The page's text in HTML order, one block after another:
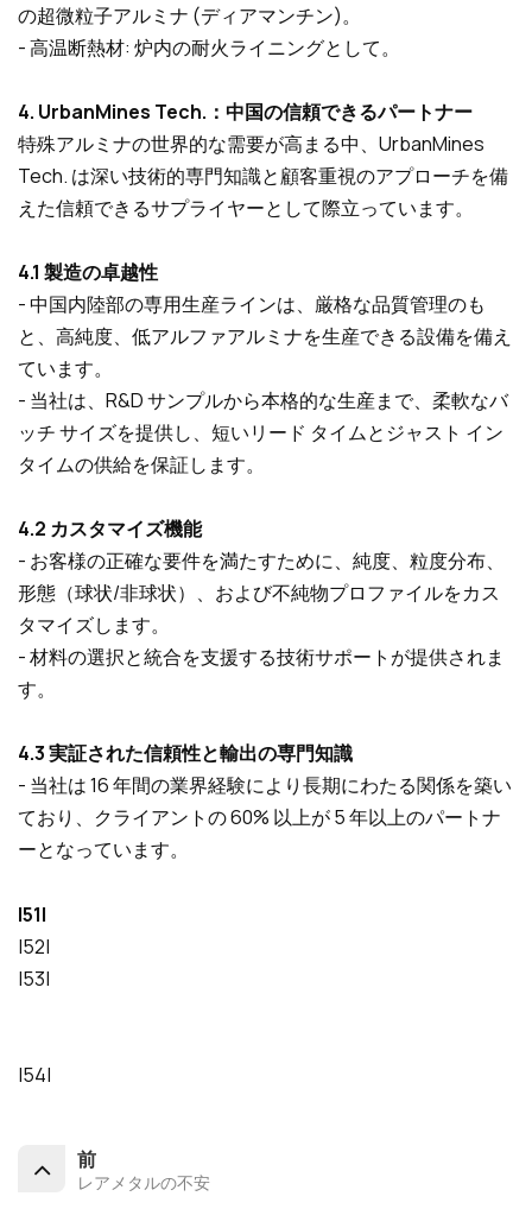
の超微粒子アルミナ (ディアマンチン)。
- 高温断熱材: 炉内の耐火ライニングとして。
4. UrbanMines Tech.：中国の信頼できるパートナー
特殊アルミナの世界的な需要が高まる中、UrbanMines
Tech. は深い技術的専門知識と顧客重視のアプローチを備
えた信頼できるサプライヤーとして際立っています。
4.1 製造の卓越性
- 中国内陸部の専用生産ラインは、厳格な品質管理のも
と、高純度、低アルファアルミナを生産できる設備を備え
ています。
- 当社は、R&D サンプルから本格的な生産まで、柔軟なバ
ッチ サイズを提供し、短いリード タイムとジャスト イン
タイムの供給を保証します。
4.2 カスタマイズ機能
- お客様の正確な要件を満たすために、純度、粒度分布、
形態（球状/非球状）、および不純物プロファイルをカス
タマイズします。
- 材料の選択と統合を支援する技術サポートが提供されま
す。
4.3 実証された信頼性と輸出の専門知識
- 当社は 16 年間の業界経験により長期にわたる関係を築い
ており、クライアントの 60% 以上が 5 年以上のパートナ
ーとなっています。
|51|
|52|
|53|
|54|
前
レアメタルの不安